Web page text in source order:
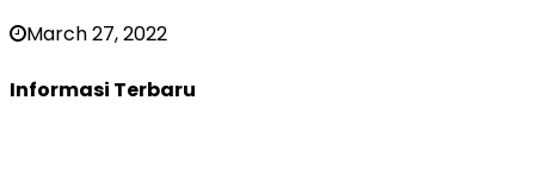
March 27, 2022
Informasi Terbaru